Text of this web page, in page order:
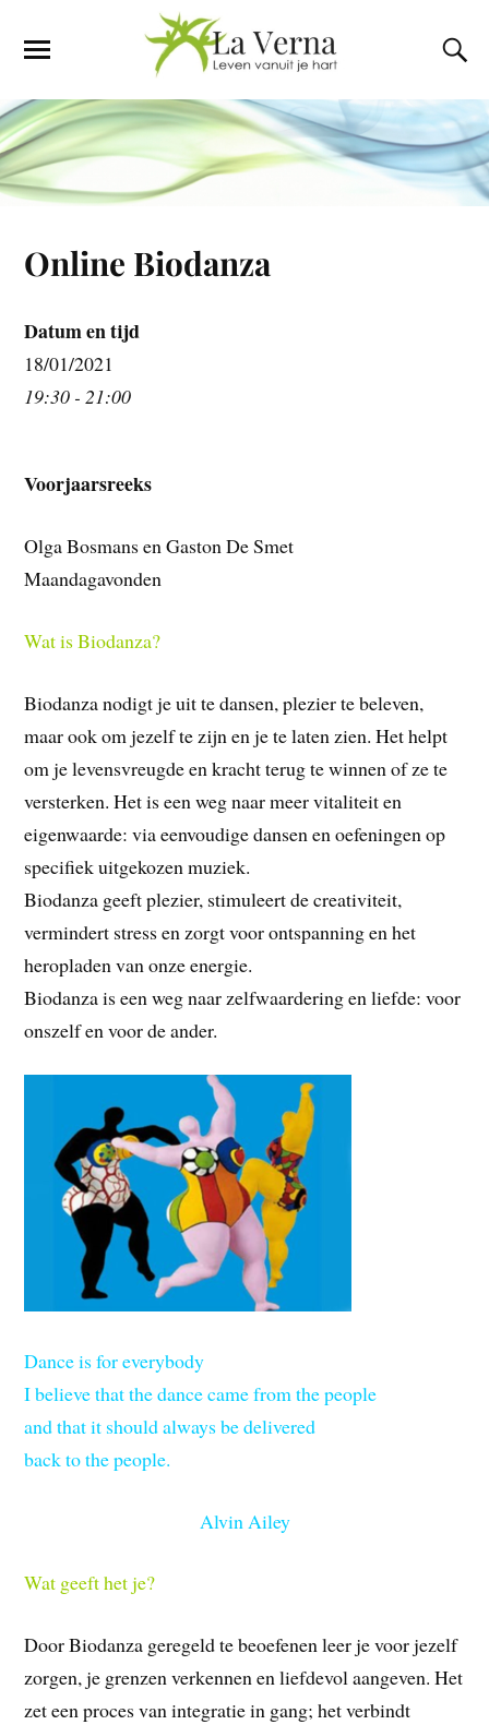
Online Biodanza
Datum en tijd
18/01/2021
19:30 - 21:00
Voorjaarsreeks
Olga Bosmans en Gaston De Smet
Maandagavonden
Wat is Biodanza?
Biodanza nodigt je uit te dansen, plezier te beleven,
maar ook om jezelf te zijn en je te laten zien. Het helpt
om je levensvreugde en kracht terug te winnen of ze te
versterken. Het is een weg naar meer vitaliteit en
eigenwaarde: via eenvoudige dansen en oefeningen op
specifiek uitgekozen muziek.
Biodanza geeft plezier, stimuleert de creativiteit,
vermindert stress en zorgt voor ontspanning en het
heropladen van onze energie.
Biodanza is een weg naar zelfwaardering en liefde: voor
onszelf en voor de ander.
Dance is for everybody
I believe that the dance came from the people
and that it should always be delivered
back to the people.
Alvin Ailey
Wat geeft het je?
Door Biodanza geregeld te beoefenen leer je voor jezelf
zorgen, je grenzen verkennen en liefdevol aangeven. Het
zet een proces van integratie in gang; het verbindt